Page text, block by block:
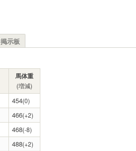
掲示板
馬体重
(増減)
454(0)
466(+2)
468(-8)
488(+2)